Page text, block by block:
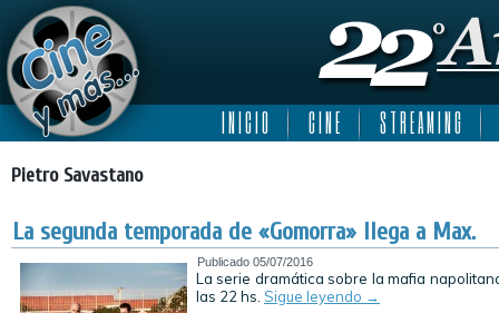
I N I C I O C I N E S T R E A M I N G
Pietro Savastano
La segunda temporada de «Gomorra» llega a Max.
Publicado 05/07/2016
La serie dramática sobre la mafia
las 22 hs. Sigue leyendo →